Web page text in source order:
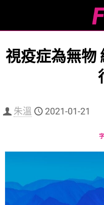
視疫症為無物
朱溫 2021-01-21
字